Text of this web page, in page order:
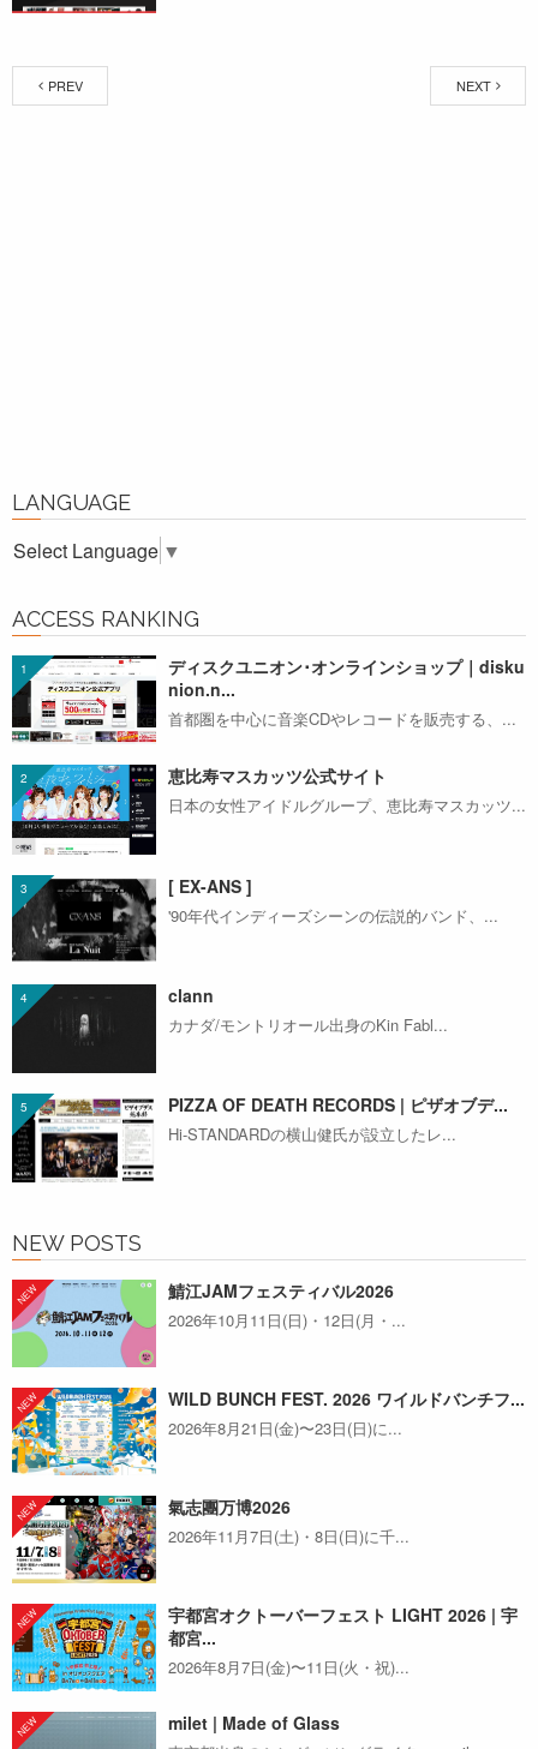
PREV NEXT
LANGUAGE
Select Language ▼
ACCESS RANKING
ディスクユニオン･オンラインショップ｜disku
nion.n...
首都圏を中心に音楽CDやレコードを販売する、...
恵比寿マスカッツ公式サイト
日本の女性アイドルグループ、恵比寿マスカッツ...
[ EX-ANS ]
'90年代インディーズシーンの伝説的バンド、...
clann
カナダ/モントリオール出身のKin Fabl...
PIZZA OF DEATH RECORDS | ピザオブデ...
Hi-STANDARDの横山健氏が設立したレ...
NEW POSTS
鯖江JAMフェスティバル2026
2026年10月11日(日)・12日(月・...
WILD BUNCH FEST. 2026 ワイルドバンチフ...
2026年8月21日(金)〜23日(日)に...
氣志團万博2026
2026年11月7日(土)・8日(日)に千...
宇都宮オクトーバーフェスト LIGHT 2026 | 宇
都宮...
2026年8月7日(金)〜11日(火・祝)...
milet | Made of Glass